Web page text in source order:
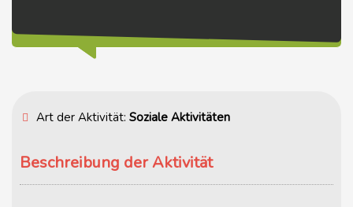
Art der Aktivität: Soziale Aktivitäten
Beschreibung der Aktivität